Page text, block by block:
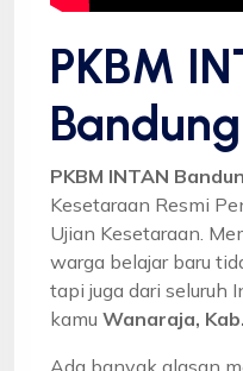
PKBM
PKBM INTAN
Kesetaraan Resmi
Ujian Kesetaraan.
warga belajar baru
tapi juga dari seluruh
kamu Wanaraja,
Ada banyak alasan